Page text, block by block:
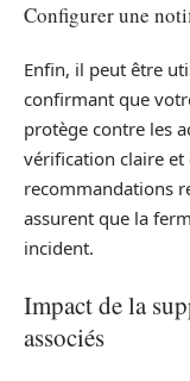
Configurer une
Enfin, il peut être
confirmant que
protège contre les
vérification claire et
recommandations
assurent que la
incident.
Impact de la
associés